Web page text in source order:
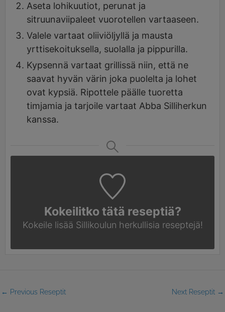
Aseta lohikuutiot, perunat ja
sitruunaviipaleet vuorotellen vartaaseen.
Valele vartaat oliiviöljyllä ja mausta
yrttisekoituksella, suolalla ja pippurilla.
Kypsennä vartaat grillissä niin, että ne
saavat hyvän värin joka puolelta ja lohet
ovat kypsiä. Ripottele päälle tuoretta
timjamia ja tarjoile vartaat Abba Silliherkun
kanssa.
Kokeilitko tätä reseptiä?
Kokeile lisää Sillikoulun herkullisia reseptejä!
← Previous Reseptit Next Reseptit →